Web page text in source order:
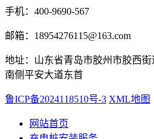
手机：400-9690-567
邮箱：18954276115@163.com
地址：山东省青岛市胶州市胶西
南侧平安大道东首
鲁ICP备2024118510号-3 XML地图
网站首页